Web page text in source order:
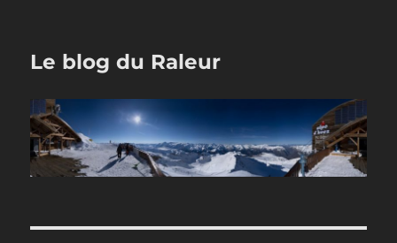
Le blog du Raleur